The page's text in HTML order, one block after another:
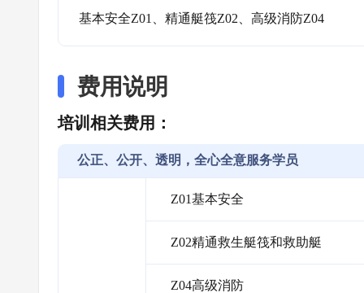
基本安全Z01、精通艇筏Z02、高级消防Z04
费用说明
培训相关费用：
公正、公开、透明，全心全意服务学员
Z01基本安全
Z02精通救生艇筏和救助艇
Z04高级消防